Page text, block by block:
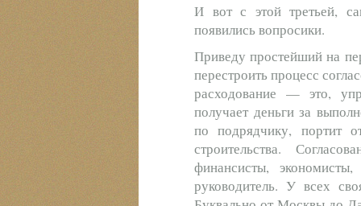
И вот с этой третьей,
появились вопросики.
Приведу простейший на
перестроить процесс
расходование — это,
получает деньги за
по подрядчику, портит
строительства.
финансисты,
руководитель. У всех